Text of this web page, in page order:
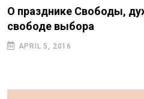
О празднике Свободы,
свободе выбора
APRIL 5, 2016